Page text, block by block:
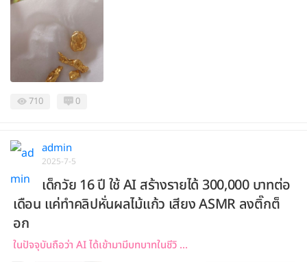
710 0
admin
2025-7-5
เด็กวัย 16 ปี ใช้ AI สร้างรายได้ 300,000 บาทต่อ
เดือน แค่ทำคลิปหั่นผลไม้แก้ว เสียง ASMR ลงติ๊กต็
อก
ในปัจจุบันถือว่า AI ได้เข้ามามีบทบาทในชีวิ ...